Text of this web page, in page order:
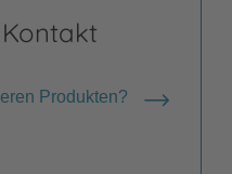
Produkten?